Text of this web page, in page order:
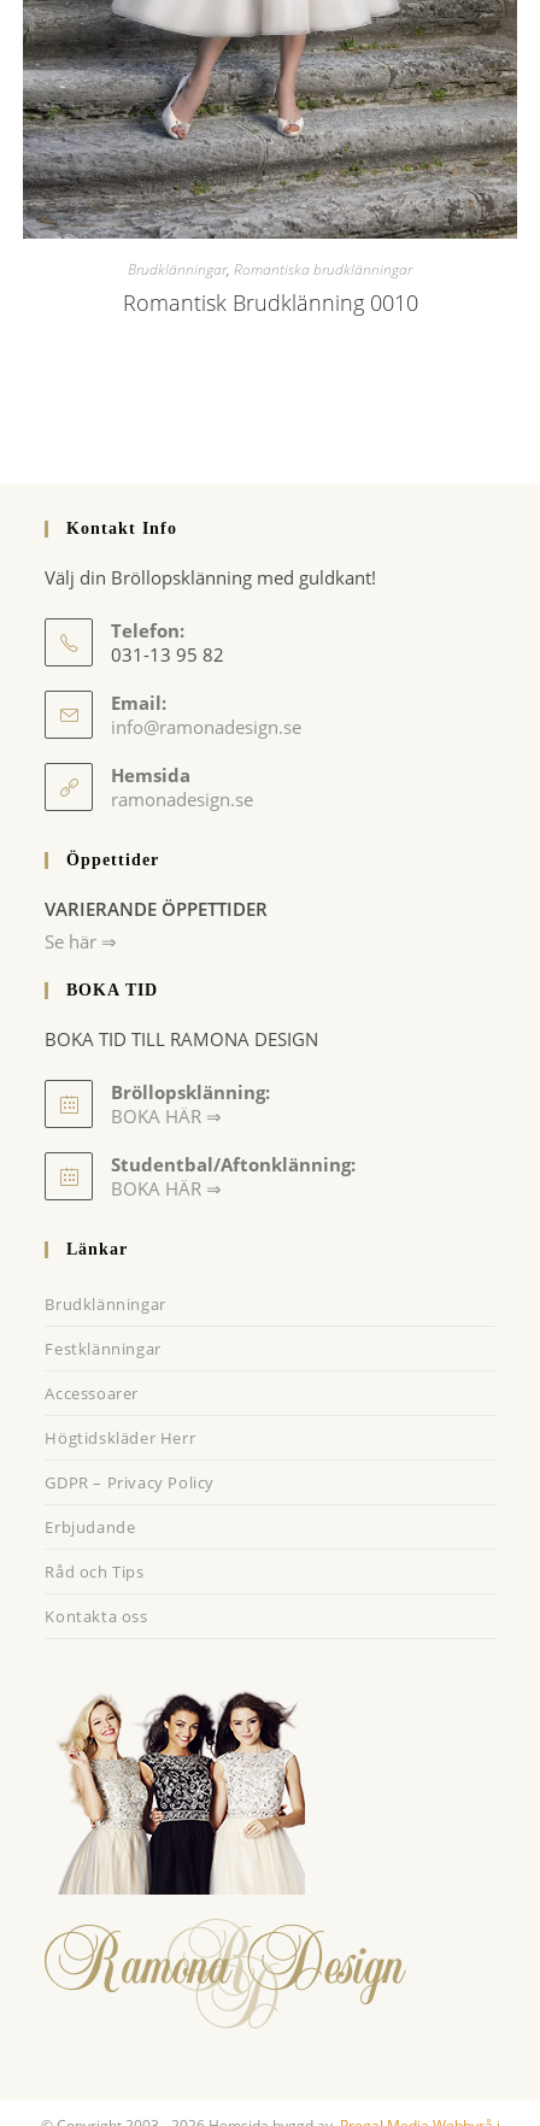
Brudklänningar, Romantiska brudklänningar
Romantisk Brudklänning 0010
Kontakt Info
Välj din Bröllopsklänning med guldkant!
Telefon:
031-13 95 82
Email:
info@ramonadesign.seOpens
Hemsida
ramonadesign.se
Öppettider
VARIERANDE ÖPPETTIDER
Se här ⇒
BOKA TID
BOKA TID TILL RAMONA DESIGN
Bröllopsklänning:
BOKA HÄR ⇒
in
a
tab
Studentbal/Aftonklänning:
BOKA HÄR ⇒
Länkar
Brudklänningar
Festklänningar
Accessoarer
Högtidskläder Herr
GDPR – Privacy Policy
Erbjudande
Råd och Tips
Kontakta oss